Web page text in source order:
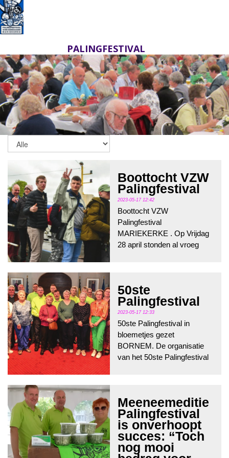
PALINGFESTIVAL
Boottocht VZW
Palingfestival
2023-05-17 12:42
Boottocht VZW
Palingfestival
MARIEKERKE . Op Vrijdag
28 april stonden al vroeg
Mariekerkse kade. Het
veerpont bracht nog...
50ste
Palingfestival
2023-05-17 12:33
50ste Palingfestival in
bloemetjes gezet
BORNEM. De organisatie
van het 50ste Palingfestival
Het volledige bestuur van
VZW Pali...
Meeneemeditie
Palingfestival
is onverhoopt
succes: “Toch
nog mooi